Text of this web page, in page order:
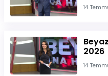
14
2026
14